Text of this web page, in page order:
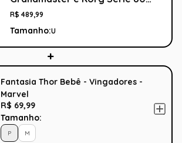
Anos
R$ 489,99
Tamanho:U
Fantasia Thor Bebê - Vingadores -
Marvel
R$ 69,99
Tamanho:
P M